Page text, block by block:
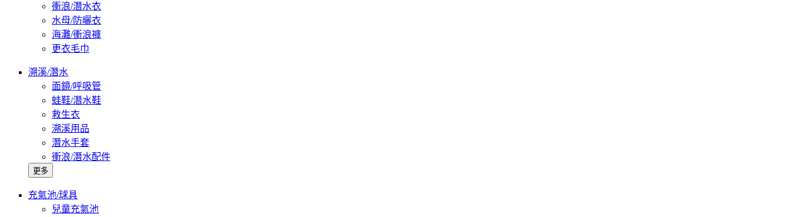
衝浪/潛水衣
水母/防曬衣
海灘/衝浪褲
更衣毛巾
溯溪/潛水
面鏡/呼吸管
蛙鞋/潛水鞋
救生衣
溯溪用品
潛水手套
衝浪/潛水配件
更多
充氣池/球具
兒童充氣池